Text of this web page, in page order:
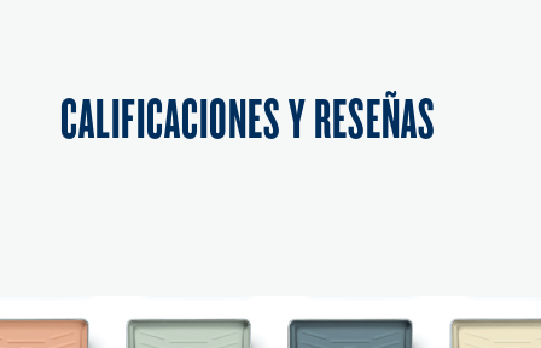
CALIFICACIONES Y RESEÑAS